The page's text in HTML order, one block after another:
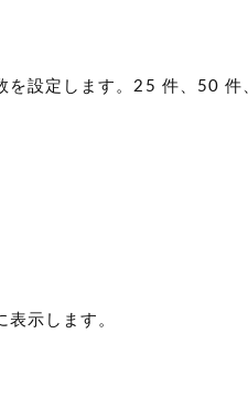
を設定します。25 件、50 件
示します。